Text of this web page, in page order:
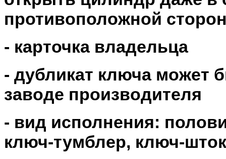
противоположной
- карточка владельца
- дубликат ключа может
заводе производителя
- вид исполнения:
ключ-тумблер, ключ-шток